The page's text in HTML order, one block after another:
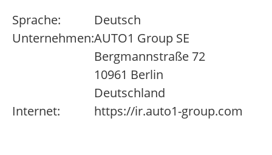
Sprache:
Deutsch
Unternehmen:AUTO1 Group SE
Bergmannstraße 72
10961 Berlin
Deutschland
Internet:
https://ir.auto1-group.com